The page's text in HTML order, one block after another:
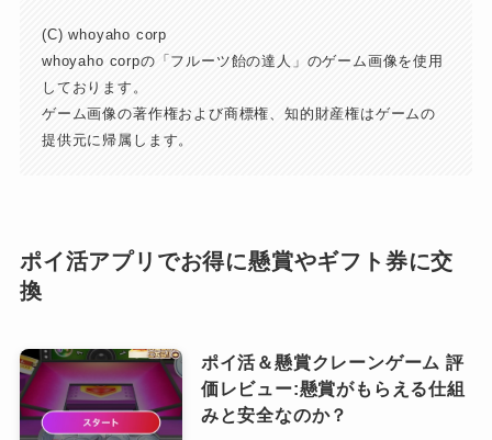
(C) whoyaho corp
whoyaho corpの「フルーツ飴の達人」のゲーム画像を使用
しております。
ゲーム画像の著作権および商標権、知的財産権はゲームの
提供元に帰属します。
ポイ活アプリでお得に懸賞やギフト券に交
換
ポイ活＆懸賞クレーンゲーム 評
価レビュー:懸賞がもらえる仕組
みと安全なのか？